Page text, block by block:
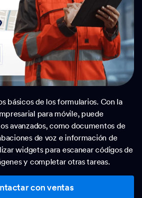
básicos de los formularios. Con la
para móvile, puede
avanzados, como documentos de
de voz e información de
widgets para escanear códigos de
y completar otras tareas.
con ventas